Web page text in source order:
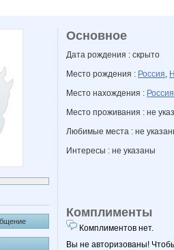
Основное
Дата рождения : скрыто
Место рождения : Россия,
Место нахождения : Россия
Место проживания : не
Любимые места : не
Интересы : не указаны
Комплименты
Комплиментов нет.
Вы не авторизованы!